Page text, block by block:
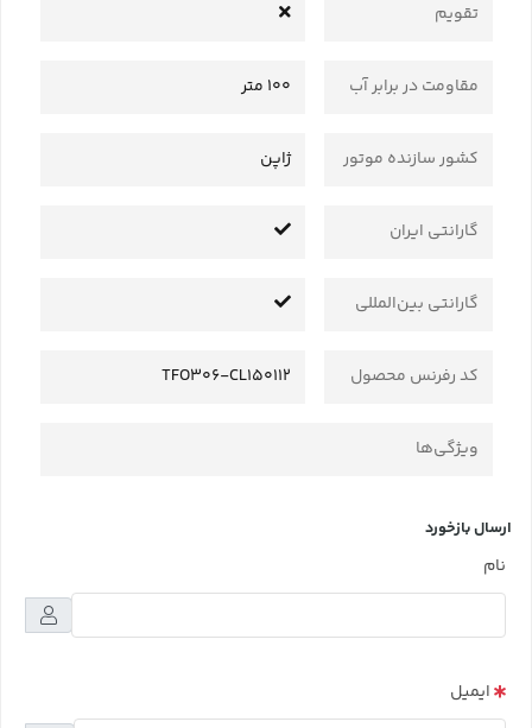
تقویم
مقاومت در برابر آب 100 متر
کشور سازنده موتور ژاپن
گارانتی ایران
گارانتی بین‌المللی
کد رفرنس محصول TFO306-CL150112
ویژگی‌ها
ارسال بازخورد
نام
ایمیل